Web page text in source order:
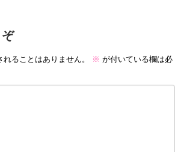
ることはありません。 ※ が付いている欄は必